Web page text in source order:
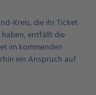
Kreis, die ihr Ticket
entfällt die
im kommenden
ein Anspruch auf